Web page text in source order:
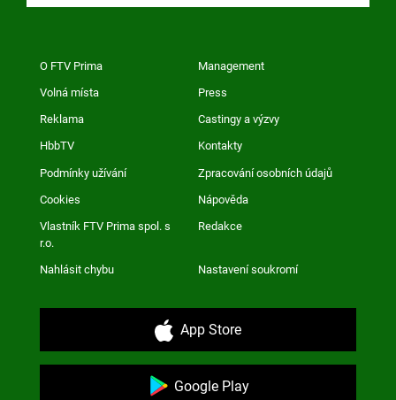
O FTV Prima Management
Volná místa Press
Reklama Castingy a výzvy
HbbTV Kontakty
Podmínky užívání Zpracování osobních údajů
Cookies Nápověda
Vlastník FTV Prima spol. s
r.o.
Redakce
Nahlásit chybu Nastavení soukromí
App Store
Google Play